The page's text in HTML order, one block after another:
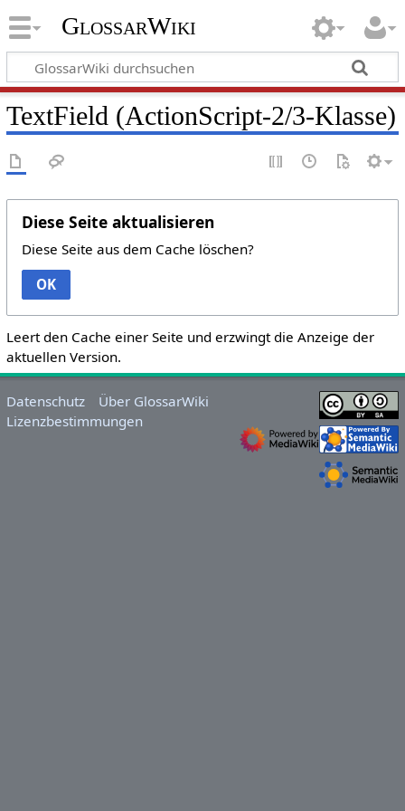
GlossarWiki
TextField (ActionScript-2/3-Klasse)
Diese Seite aktualisieren
Diese Seite aus dem Cache löschen?
OK
Leert den Cache einer Seite und erzwingt die Anzeige der
aktuellen Version.
Datenschutz
Über GlossarWiki
Lizenzbestimmungen